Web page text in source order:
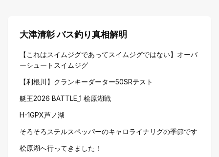
大津清彰 バス釣り真相解明
【これはスイムジグであってスイムジグではない】オーバ
ーシュートスイムジグ
【利根川】クランキーダーター50SRテスト
艇王2026 BATTLE_1 桧原湖戦
H-1GPX芦ノ湖
そろそろステルスペッパーのキャロライナリグの季節です
桧原湖へ行ってきました！